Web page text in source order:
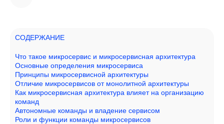
СОДЕРЖАНИЕ
Что такое микросервис и микросервисная архитектура
Основные определения микросервиса
Принципы микросервисной архитектуры
Отличие микросервисов от монолитной архитектуры
Как микросервисная архитектура влияет на организацию
команд
Автономные команды и владение сервисом
Роли и функции команды микросервисов